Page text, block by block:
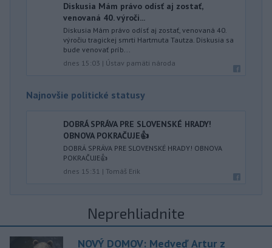
Diskusia Mám právo odísť aj zostať,
venovaná 40. výroči...
Diskusia Mám právo odísť aj zostať, venovaná 40.
výročiu tragickej smrti Hartmuta Tautza. Diskusia sa
bude venovať príb...
dnes 15:03 | Ústav pamäti národa
Najnovšie politické statusy
DOBRÁ SPRÁVA PRE SLOVENSKÉ HRADY!
OBNOVA POKRAČUJE👍
DOBRÁ SPRÁVA PRE SLOVENSKÉ HRADY! OBNOVA
POKRAČUJE👍
dnes 15:31 | Tomáš Erik
Neprehliadnite
NOVÝ DOMOV: Medveď Artur z